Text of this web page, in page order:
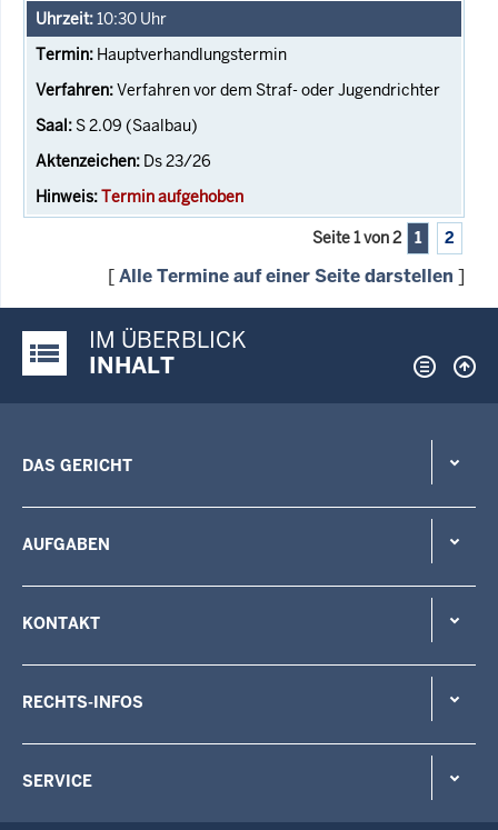
10:30 Uhr
Hauptverhandlungstermin
Verfahren vor dem Straf- oder Jugendrichter
S 2.09 (Saalbau)
Ds 23/26
Termin aufgehoben
Seite 1 von 2 1 2
[Alle Termine auf einer Seite darstellen ]
Justiz-Portal im Überblick:
IM ÜBERBLICK
INHALT
DAS GERICHT
AUFGABEN
KONTAKT
RECHTS-INFOS
SERVICE